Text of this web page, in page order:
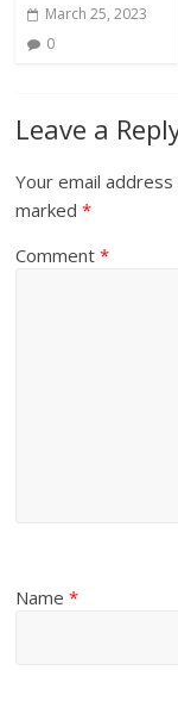
March 25, 2023
0
Leave a
Your email
marked*
Comment*
Name*